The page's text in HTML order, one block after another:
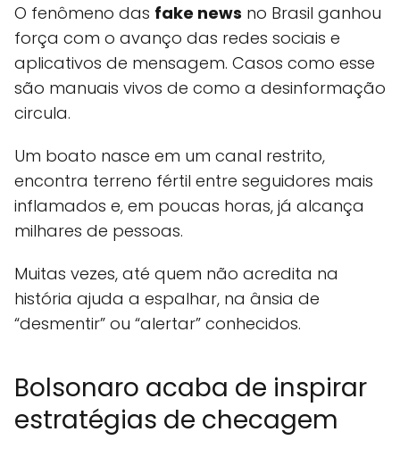
O fenômeno das fake news no Brasil ganhou
força com o avanço das redes sociais e
aplicativos de mensagem. Casos como esse
são manuais vivos de como a desinformação
circula.
Um boato nasce em um canal restrito,
encontra terreno fértil entre seguidores mais
inflamados e, em poucas horas, já alcança
milhares de pessoas.
Muitas vezes, até quem não acredita na
história ajuda a espalhar, na ânsia de
“desmentir” ou “alertar” conhecidos.
Bolsonaro acaba de inspirar
estratégias de checagem